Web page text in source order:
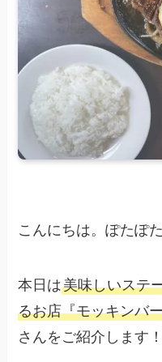
こんにちは。ぽたぽた
本日は美味しいステ
るお店『モッキンバ
さんをご紹介します！